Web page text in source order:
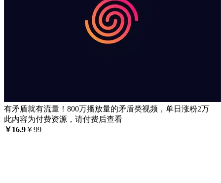
有矛盾就有流量！800万播放量的矛盾类视频，单日涨粉2万
此内容为付费资源，请付费后查看
￥16.9 ￥99